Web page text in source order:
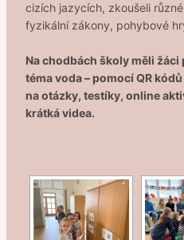
cizích jazycích, zkoušeli
fyzikální zákony, pohybové
Na chodbách školy měli
téma voda – pomocí QR
na otázky, testíky, online
krátká videa.